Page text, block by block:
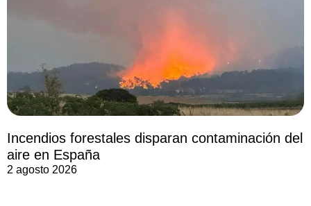
Incendios forestales disparan contaminación del
aire en España
2 agosto 2026